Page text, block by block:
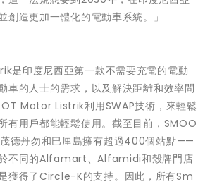
創造更加一體化的電動車系統。」
是印度尼西亞第一款不需要充電的電動
車的人士的需求，以及解決距離和效率問
Motor Listrik利用SWAP技術，來輕鬆
有用戶都能輕鬆使用。截至目前，SMOO
德丹勿和巴厘島擁有超過400個站點——
不同的Alfamart、Alfamidi和殼牌門店
獲得了Circle-K的支持。因此，所有Sm